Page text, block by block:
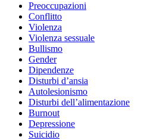
Preoccupazioni
Conflitto
Violenza
Violenza sessuale
Bullismo
Gender
Dipendenze
Disturbi d’ansia
Autolesionismo
Disturbi dell’alimentazione
Burnout
Depressione
Suicidio